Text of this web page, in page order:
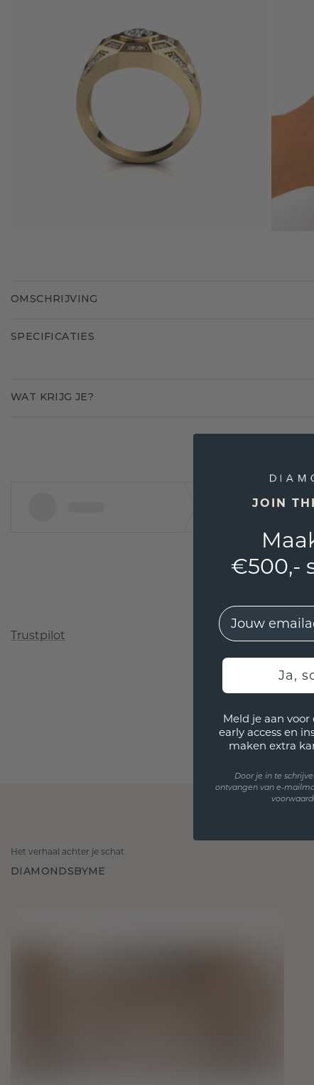
OMSCHRIJVING
SPECIFICATIES
WAT KRIJG JE?
Trustpilot
Het verhaal achter je schat
DIAMONDSBYME
JOIN
€500,-
EMail
Ja,
Meld je aan
early access en
maken extra
Door je in te
ontvangen van e-